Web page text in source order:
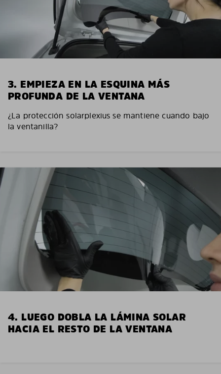
3. EMPIEZA EN LA ESQUINA MÁS
PROFUNDA DE LA VENTANA
¿La protección solarplexius se mantiene cuando bajo
la ventanilla?
4. LUEGO DOBLA LA LÁMINA SOLAR
HACIA EL RESTO DE LA VENTANA